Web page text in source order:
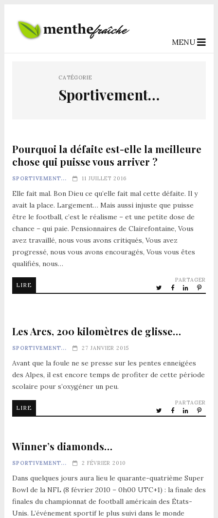
MENU
CATÉGORIE
Sportivement…
Pourquoi la défaite est-elle la meilleure
chose qui puisse vous arriver ?
SPORTIVEMENT... 11 JUILLET 2016
Elle fait mal. Bon Dieu ce qu’elle fait mal cette défaite. Il y
avait la place. Largement… Mais aussi injuste que puisse
être le football, c’est le réalisme – et une petite dose de
chance – qui paie. Pensionnaires de Clairefontaine, Vous
avez travaillé, nous vous avons critiqués, Vous avez
progressé, nous vous avons encouragés, Vous vous êtes
qualifiés, nous…
LIRE
PARTAGER
Les Arcs, 200 kilomètres de glisse…
SPORTIVEMENT... 27 JANVIER 2015
Avant que la foule ne se presse sur les pentes enneigées
des Alpes, il est encore temps de profiter de cette période
scolaire pour s’oxygéner un peu.
LIRE
PARTAGER
Winner’s diamonds…
SPORTIVEMENT... 2 FÉVRIER 2010
Dans quelques jours aura lieu le quarante-quatrième Super
Bowl de la NFL (8 février 2010 – 0h00 UTC+1) : la finale des
finales du championnat de football américain des États-
Unis. L’événement sportif le plus suivi dans le monde